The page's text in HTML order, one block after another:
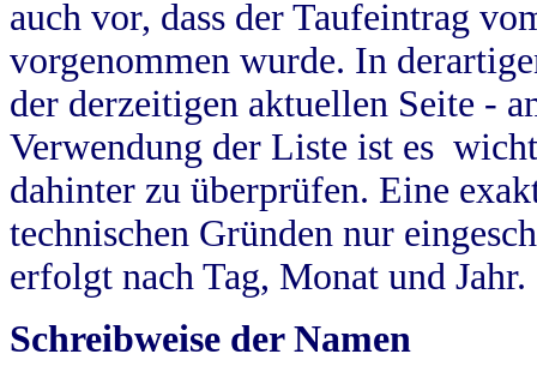
auch vor, dass der Taufeintrag
vorgenommen wurde. In
der derzeitigen aktuellen Seite -
Verwendung der Liste ist es
dahinter zu überprüfen. Eine
technischen Gründen nur
erfolgt nach Tag, Monat und Jahr.
Schreibweise der Namen